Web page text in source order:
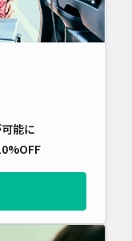
能に